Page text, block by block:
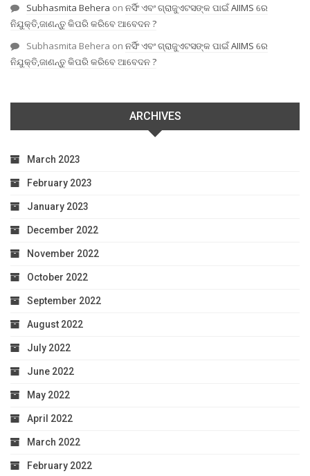
Subhasmita Behera on ନର୍ସିଂ ଏବଂ ଗ୍ରାଜୁଏଟସଙ୍କ ପାଇଁ AIIMS ରେ
ନିଯୁକ୍ତି,ଜାଣନ୍ତୁ କିପରି କରିବେ ଆବେଦନ ?
Subhasmita Behera on ନର୍ସିଂ ଏବଂ ଗ୍ରାଜୁଏଟସଙ୍କ ପାଇଁ AIIMS ରେ
ନିଯୁକ୍ତି,ଜାଣନ୍ତୁ କିପରି କରିବେ ଆବେଦନ ?
ARCHIVES
March 2023
February 2023
January 2023
December 2022
November 2022
October 2022
September 2022
August 2022
July 2022
June 2022
May 2022
April 2022
March 2022
February 2022